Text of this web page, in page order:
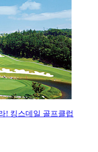
! 킹스데일 골프클럽